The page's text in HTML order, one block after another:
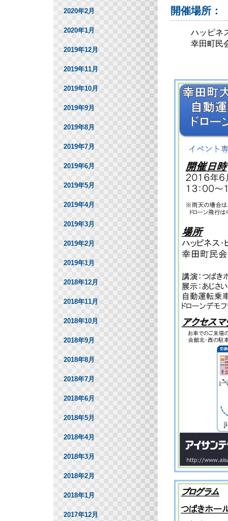
開催場所：
ハッピネ
幸田町民
2020年2月
2020年1月
2019年12月
2019年11月
2019年10月
2019年9月
2019年8月
2019年7月
2019年6月
2019年5月
2019年4月
2019年3月
2019年2月
2019年1月
2018年12月
2018年11月
2018年10月
2018年9月
2018年8月
2018年7月
2018年6月
2018年5月
2018年4月
2018年3月
2018年2月
2018年1月
2017年12月